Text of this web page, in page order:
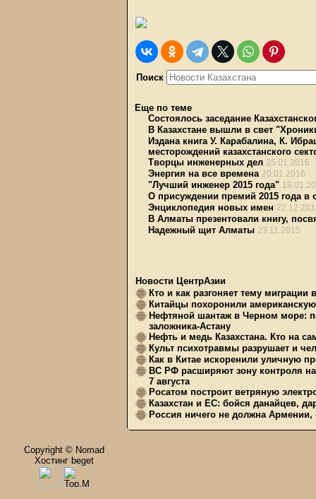
Поиск
Еще по теме
Состоялось заседание
В Казахстане вышли в свет
Издана книга У. Карабалина, К.
месторождений казахстанского
Творцы инженерных дел 25.01.2016
Энергия на все времена 20.01.2016
"Лучший инженер 2015 года"
О присуждении премий 2015 года в
Энциклопедия новых имен
В Алматы презентовали книгу,
Надежный щит Алматы 23.11.2015
Новости ЦентрАзии
Кто и как разгоняет тему миграции
Китайцы похоронили
Нефтяной шантаж в Черном море:
заложника-Астану
Нефть и медь Казахстана. Кто на
Культ психотравмы разрушает и
Как в Китае искоренили уличную
ВС РФ расширяют зону контроля на
7 августа
Росатом построит ветряную
Казахстан и ЕС: бойся данайцев,
Россия ничего не должна Армении,
Copyright © Nomad
Хостинг beget